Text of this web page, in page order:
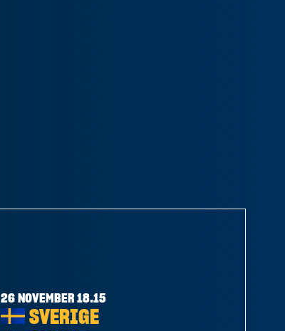
26 NOVEMBER 18.15
SVERIGE